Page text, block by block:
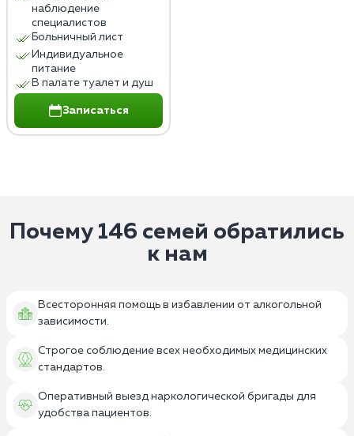
наблюдение
специалистов
Больничный лист
Индивидуальное
питание
В палате туалет и душ
Записаться
Почему 146 семей обратились
к нам
Всесторонняя помощь в избавлении от алкогольной
зависимости.
Строгое соблюдение всех необходимых медицинских
стандартов.
Оперативный выезд наркологической бригады для
удобства пациентов.